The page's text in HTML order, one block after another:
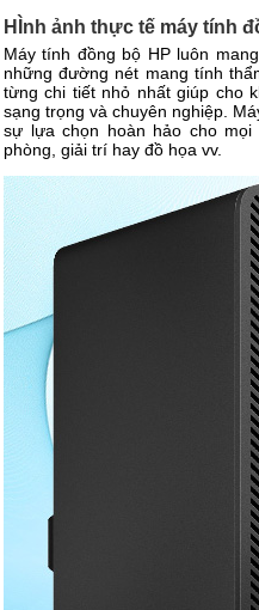
HÌnh ảnh thực tế máy tính
Máy tính đồng bộ HP luôn
những đường nét mang tính
từng chi tiết nhỏ nhất giúp cho
sạng trọng và chuyên nghiệp.
sự lựa chọn hoàn hảo cho
phòng, giải trí hay đồ họa vv.